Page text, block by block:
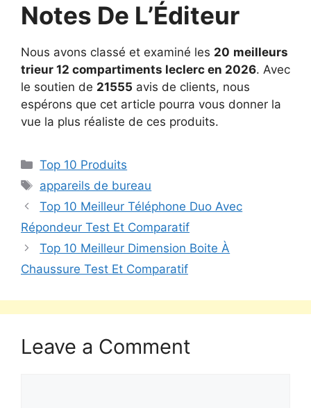
Notes De L’Éditeur
Nous avons classé et examiné les 20 meilleurs
trieur 12 compartiments leclerc en 2026. Avec
le soutien de 21555 avis de clients, nous
espérons que cet article pourra vous donner la
vue la plus réaliste de ces produits.
Top 10 Produits
appareils de bureau
Top 10 Meilleur Téléphone Duo Avec
Répondeur Test Et Comparatif
Top 10 Meilleur Dimension Boite À
Chaussure Test Et Comparatif
Leave a Comment